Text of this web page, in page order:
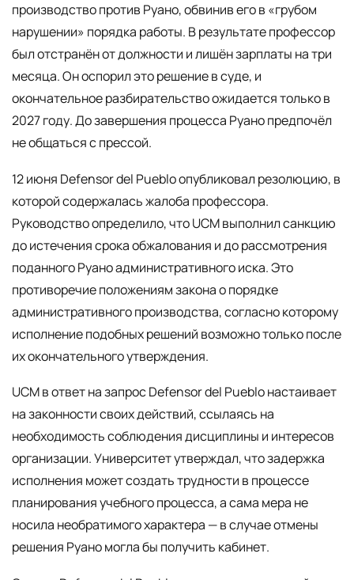
производство против Руано, обвинив его в «грубом
нарушении» порядка работы. В результате профессор
был отстранён от должности и лишён зарплаты на три
месяца. Он оспорил это решение в суде, и
окончательное разбирательство ожидается только в
2027 году. До завершения процесса Руано предпочёл
не общаться с прессой.
12 июня Defensor del Pueblo опубликовал резолюцию, в
которой содержалась жалоба профессора.
Руководство определило, что UCM выполнил санкцию
до истечения срока обжалования и до рассмотрения
поданного Руано административного иска. Это
противоречие положениям закона о порядке
административного производства, согласно которому
исполнение подобных решений возможно только после
их окончательного утверждения.
UCM в ответ на запрос Defensor del Pueblo настаивает
на законности своих действий, ссылаясь на
необходимость соблюдения дисциплины и интересов
организации. Университет утверждал, что задержка
исполнения может создать трудности в процессе
планирования учебного процесса, а сама мера не
носила необратимого характера — в случае отмены
решения Руано могла бы получить кабинет.